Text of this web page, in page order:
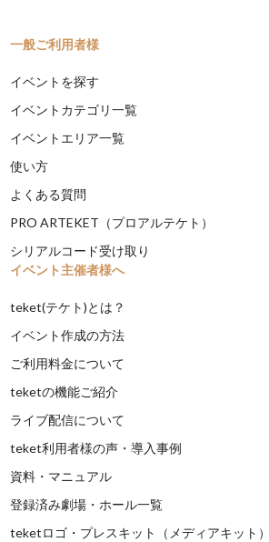
一般ご利用者様
イベントを探す
イベントカテゴリ一覧
イベントエリア一覧
使い方
よくある質問
PRO ARTEKET（プロアルテケト）
シリアルコード受け取り
イベント主催者様へ
teket(テケト)とは？
イベント作成の方法
ご利用料金について
teketの機能ご紹介
ライブ配信について
teket利用者様の声・導入事例
資料・マニュアル
登録済み劇場・ホール一覧
teketロゴ・プレスキット（メディアキット）